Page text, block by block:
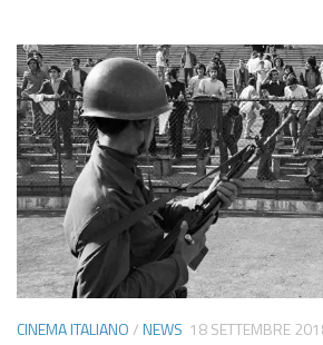
CINEMA ITALIANO/NEWS 18 SETTEMBRE